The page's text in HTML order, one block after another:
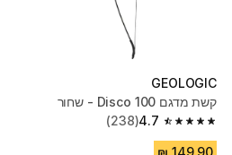
GEOLOGIC
קשת מדגם Disco 100 - שחור
4.7
4.7 out of 5 stars from 238 reviews
(238)